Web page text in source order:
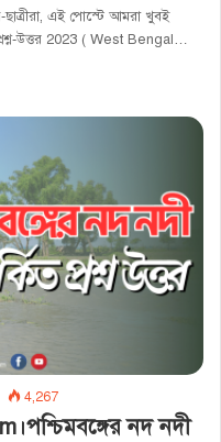
এই পোস্টে আমরা খুবই
প্রশ্ন-উত্তর 2023 ( West Bengal…
4,267
নদ নদী